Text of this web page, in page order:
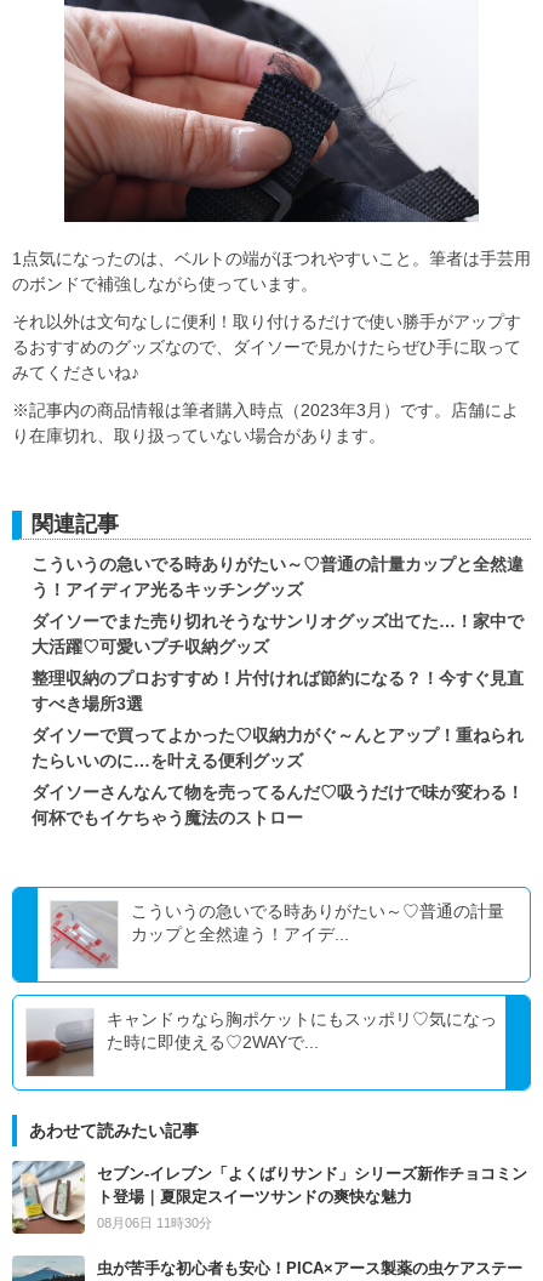
1点気になったのは、ベルトの端がほつれやすいこと。筆者は手芸用
のボンドで補強しながら使っています。
それ以外は文句なしに便利！取り付けるだけで使い勝手がアップす
るおすすめのグッズなので、ダイソーで見かけたらぜひ手に取って
みてくださいね♪
※記事内の商品情報は筆者購入時点（2023年3月）です。店舗によ
り在庫切れ、取り扱っていない場合があります。
関連記事
こういうの急いでる時ありがたい～♡普通の計量カップと全然違
う！アイディア光るキッチングッズ
ダイソーでまた売り切れそうなサンリオグッズ出てた…！家中で
大活躍♡可愛いプチ収納グッズ
整理収納のプロおすすめ！片付ければ節約になる？！今すぐ見直
すべき場所3選
ダイソーで買ってよかった♡収納力がぐ～んとアップ！重ねられ
たらいいのに…を叶える便利グッズ
ダイソーさんなんて物を売ってるんだ♡吸うだけで味が変わる！
何杯でもイケちゃう魔法のストロー
こういうの急いでる時ありがたい～♡普通の計量
カップと全然違う！アイデ...
キャンドゥなら胸ポケットにもスッポリ♡気になっ
た時に即使える♡2WAYで...
あわせて読みたい記事
セブン‐イレブン「よくばりサンド」シリーズ新作チョコミン
ト登場｜夏限定スイーツサンドの爽快な魅力
08月06日 11時30分
虫が苦手な初心者も安心！PICA×アース製薬の虫ケアステー